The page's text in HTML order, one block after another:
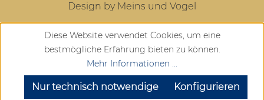
Design by Meins und Vogel
Diese Website verwendet Cookies, um eine
bestmögliche Erfahrung bieten zu können.
Mehr Informationen ...
Nur technisch notwendige Konfigurieren
SEHR GUT (4.72 / 5)
aus904Bewertungen bei: google.com, trustedshops.de, shopvote.de ⓘ
Informationen zur Echtheit der Bewertungen